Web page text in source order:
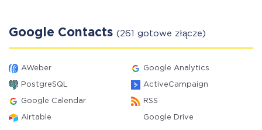
Google Contacts (261 gotowe złącze)
AWeber Google Analytics
PostgreSQL ActiveCampaign
Google Calendar RSS
Airtable Google Drive